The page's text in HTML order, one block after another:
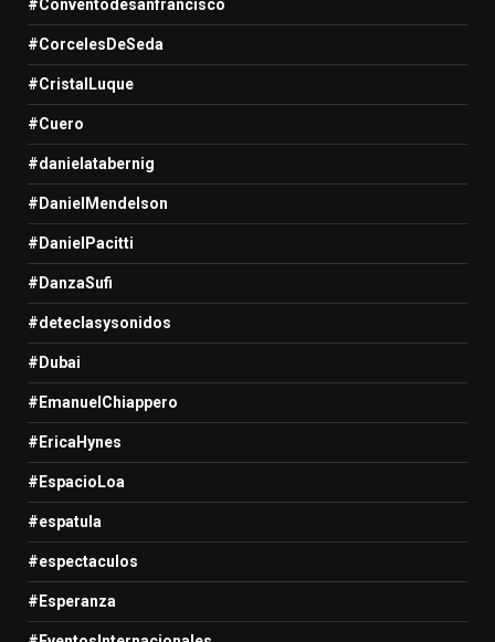
#Conventodesanfrancisco
#CorcelesDeSeda
#CristalLuque
#Cuero
#danielatabernig
#DanielMendelson
#DanielPacitti
#DanzaSufi
#deteclasysonidos
#Dubai
#EmanuelChiappero
#EricaHynes
#EspacioLoa
#espatula
#espectaculos
#Esperanza